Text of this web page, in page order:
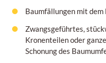
Baumfällungen mit
Zwangsgeführtes,
Kronenteilen oder
Schonung des